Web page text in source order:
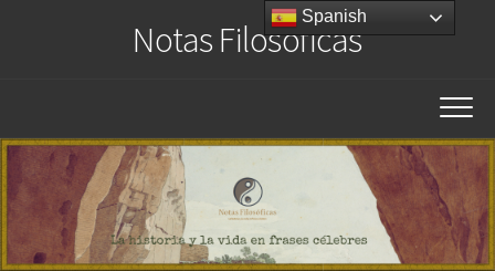
Notas Filosóficas
Spanish